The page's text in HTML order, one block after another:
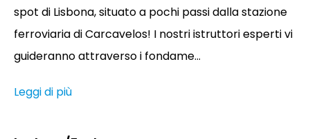
spot di Lisbona, situato a pochi passi dalla stazione
ferroviaria di Carcavelos! I nostri istruttori esperti vi
guideranno attraverso i fondame...
Leggi di più